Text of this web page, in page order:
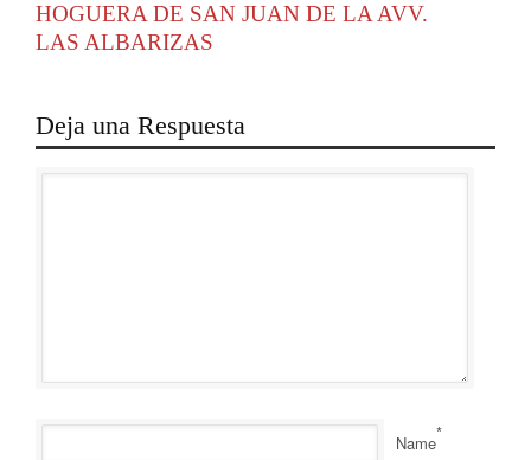
HOGUERA DE SAN JUAN DE LA AVV.
LAS ALBARIZAS
Deja una Respuesta
Name*